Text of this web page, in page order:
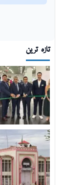
تازہ ترین